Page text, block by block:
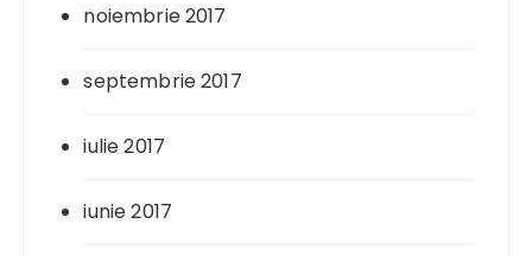
noiembrie 2017
septembrie 2017
iulie 2017
iunie 2017